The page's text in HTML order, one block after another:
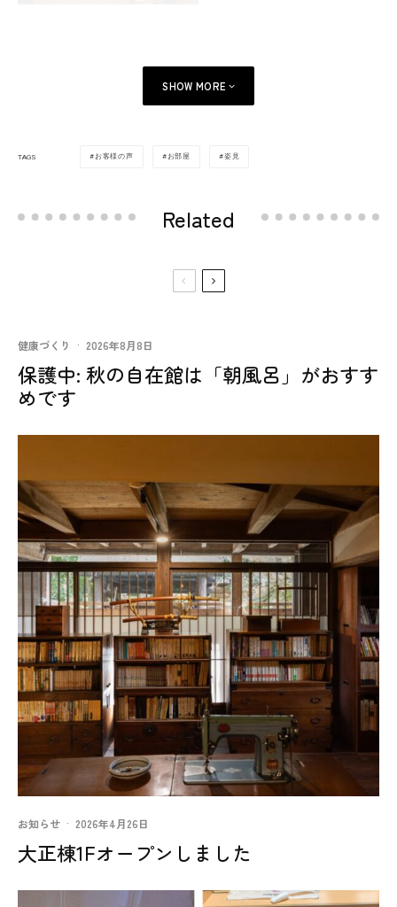
SHOW MORE
TAGS お客様の声 お部屋 姿見
Related
健康づくり · 2026年8月8日
保護中: 秋の自在館は「朝風呂」がおすす
めです
お知らせ · 2026年4月26日
大正棟1Fオープンしました